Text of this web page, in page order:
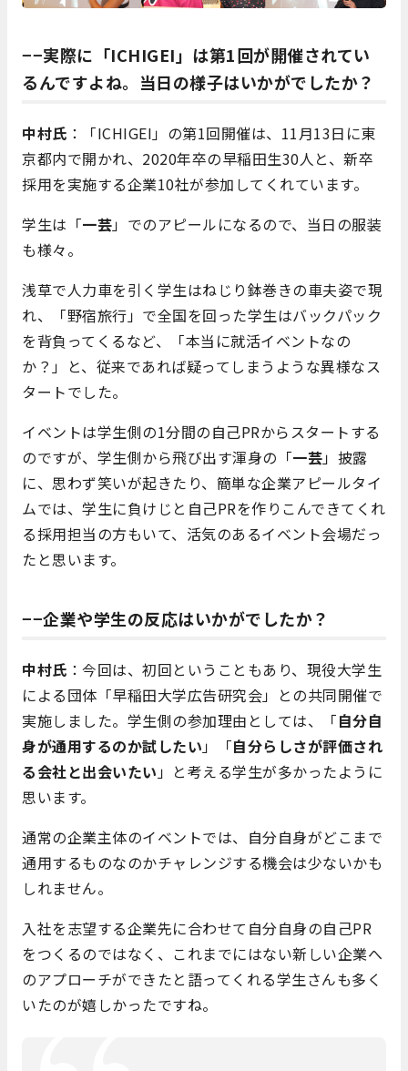
−−実際に「ICHIGEI」は第1回が開催されてい
るんですよね。当日の様子はいかがでしたか？
中村氏 ：「ICHIGEI」の第1回開催は、11月13日に東
京都内で開かれ、2020年卒の早稲田生30人と、新卒
採用を実施する企業10社が参加してくれています。
学生は「一芸」でのアピールになるので、当日の服装
も様々。
浅草で人力車を引く学生はねじり鉢巻きの車夫姿で現
れ、「野宿旅行」で全国を回った学生はバックパック
を背負ってくるなど、「本当に就活イベントなの
か？」と、従来であれば疑ってしまうような異様なス
タートでした。
イベントは学生側の1分間の自己PRからスタートする
のですが、学生側から飛び出す渾身の「一芸」披露
に、思わず笑いが起きたり、簡単な企業アピールタイ
ムでは、学生に負けじと自己PRを作りこんできてくれ
る採用担当の方もいて、活気のあるイベント会場だっ
たと思います。
−−企業や学生の反応はいかがでしたか？
中村氏 ：今回は、初回ということもあり、現役大学生
による団体「早稲田大学広告研究会」との共同開催で
実施しました。学生側の参加理由としては、「自分自
身が通用するのか試したい 」「自分らしさが評価され
る会社と出会いたい 」と考える学生が多かったように
思います。
通常の企業主体のイベントでは、自分自身がどこまで
通用するものなのかチャレンジする機会は少ないかも
しれません。
入社を志望する企業先に合わせて自分自身の自己PR
をつくるのではなく、これまでにはない新しい企業へ
のアプローチができたと語ってくれる学生さんも多く
いたのが嬉しかったですね。